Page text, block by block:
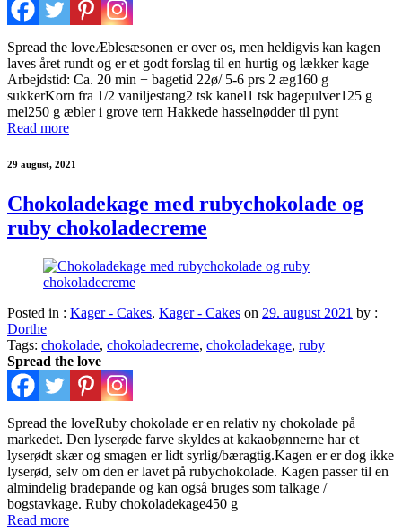
Spread the loveÆblesæsonen er over os, men heldigvis kan kagen
laves året rundt og er et godt forslag til en hurtig og lækker kage
Arbejdstid: Ca. 20 min + bagetid 22ø/ 5-6 prs 2 æg160 g
sukkerKorn fra 1/2 vaniljestang2 tsk kanel1 tsk bagepulver125 g
mel250 g æbler i grove tern Hakkede hasselnødder til pynt
Read more
29 august, 2021
Chokoladekage med rubychokolade og
ruby chokoladecreme
Posted in : Kager - Cakes, Kager - Cakes on 29. august 2021 by :
Dorthe
Tags: chokolade, chokoladecreme, chokoladekage, ruby
Spread the love
Spread the loveRuby chokolade er en relativ ny chokolade på
markedet. Den lyserøde farve skyldes at kakaobønnerne har et
lyserødt skær og smagen er lidt syrlig/bæragtig.Kagen er er dog ikke
lyserød, selv om den er lavet på rubychokolade. Kagen passer til en
almindelig bradepande og kan også bruges som talkage /
bogstavkage. Ruby chokoladekage450 g
Read more